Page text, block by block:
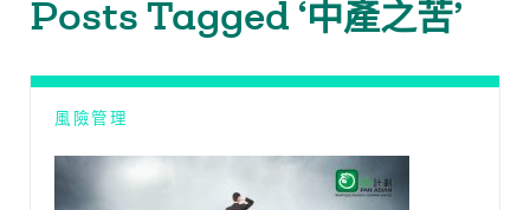
Posts Tagged ‘中產之苦’
風險管理